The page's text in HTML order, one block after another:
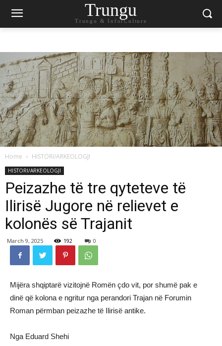
Trungu
Trungu & InforCulture
Home HISTORI/ARKEOLOGJI
HISTORI/ARKEOLOGJI
Peizazhe të tre qyteteve të
Ilirisë Jugore në relievet e
kolonës së Trajanit
March 9, 2025 192 0
Mijëra shqiptarë vizitojnë Romën çdo vit, por shumë pak e
dinë që kolona e ngritur nga perandori Trajan në Forumin
Roman përmban peizazhe të Ilirisë antike.
Nga Eduard Shehi